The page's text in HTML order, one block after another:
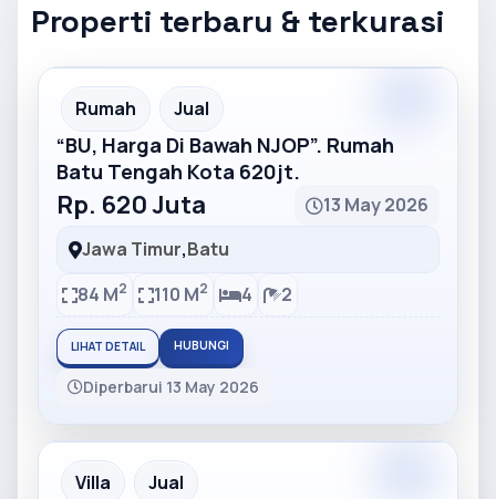
Properti terbaru & terkurasi
Partner Ad
Rumah Jual
“BU, Harga Di Bawah NJOP”. Rumah
Batu Tengah Kota 620jt.
Rp. 620 Juta
13 May 2026
Jawa Timur,Batu
84 M2 110 M2 4 2
LIHAT DETAIL HUBUNGI
Diperbarui 13 May 2026
Partner Ad
Villa Jual